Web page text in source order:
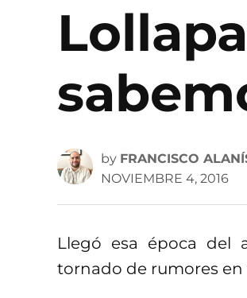
by FRANCISCO
NOVIEMBRE 4, 2016
Llegó esa época del
tornado de rumores en